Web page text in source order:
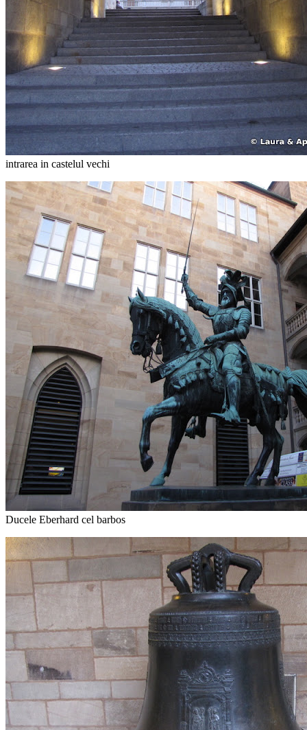
intrarea in castelul vechi
Ducele Eberhard cel barbos